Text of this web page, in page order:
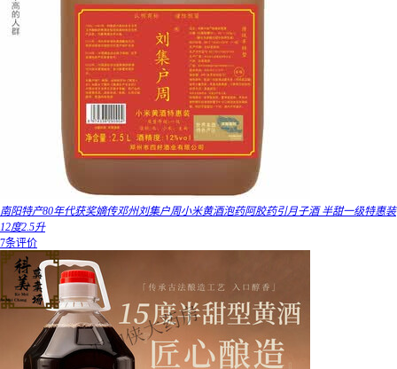
南阳特产80年代获奖嫡传邓州刘集户周小米黄酒泡药阿胶药引月子酒 半甜一级特惠装
12度2.5升
7条评价